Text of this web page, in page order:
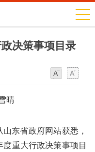
决策事项目录
晴
东省政府网站获悉，
度重大行政决策事项目